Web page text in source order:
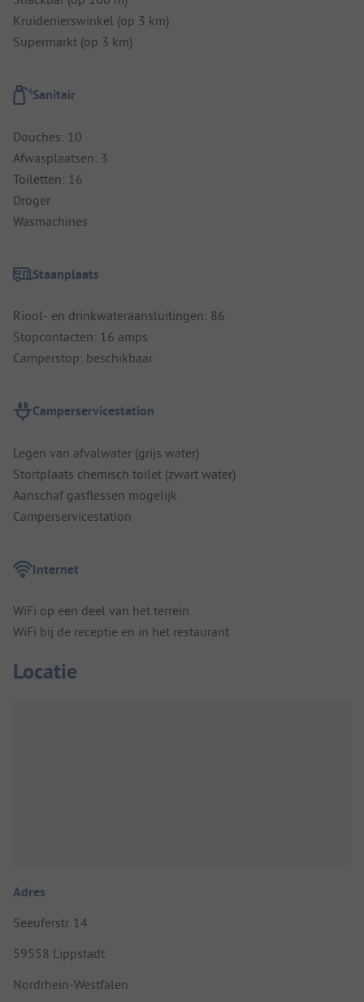
Kruidenierswinkel (op 3 km)
Supermarkt (op 3 km)
Sanitair
Douches: 10
Afwasplaatsen: 3
Toiletten: 16
Droger
Wasmachines
Staanplaats
Riool- en drinkwateraansluitingen: 86
Stopcontacten: 16 amps
Camperstop: beschikbaar
Camperservicestation
Legen van afvalwater (grijs water)
Stortplaats chemisch toilet (zwart water)
Aanschaf gasflessen mogelijk
Camperservicestation
Internet
WiFi op een deel van het terrein
WiFi bij de receptie en in het restaurant
Locatie
Adres
Seeuferstr. 14
59558 Lippstadt
Nordrhein-Westfalen